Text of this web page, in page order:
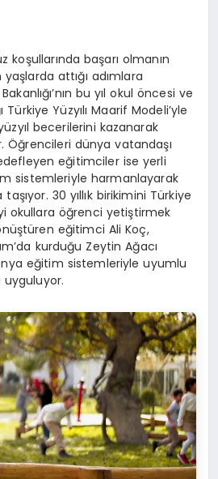
koşullarında başarı olmanın
attığı adımlara
bu yıl okul öncesi ve
Türkiye Yüzyılı Maarif Modeli’yle
becerilerini kazanarak
Öğrencileri dünya vatandaşı
eğitimciler ise yerli
sistemleriyle harmanlayarak
taşıyor. 30 yıllık birikimini Türkiye
okullara öğrenci yetiştirmek
eğitimci Ali Koç,
kurduğu Zeytin Ağacı
eğitim sistemleriyle uyumlu
uyguluyor.